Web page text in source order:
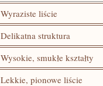
Wyraziste liście
Delikatna struktura
Wysokie, smukłe‌ kształty
Lekkie, pionowe liście